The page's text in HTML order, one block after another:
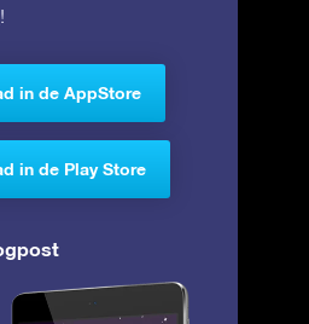
!
in de AppStore
in de Play Store